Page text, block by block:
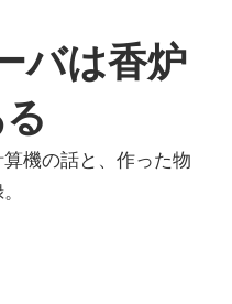
バは香炉
機の話と、作った物